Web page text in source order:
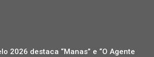
2026 destaca “Manas” e “O Agente